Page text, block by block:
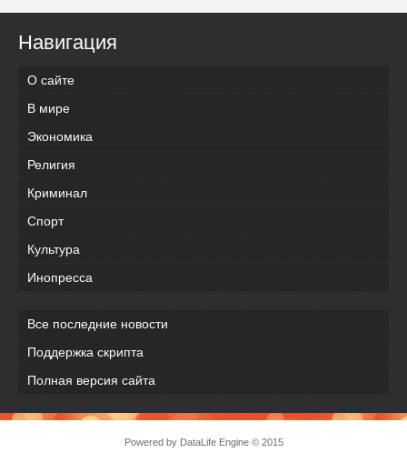
Навигация
О сайте
В мире
Экономика
Религия
Криминал
Спорт
Культура
Инопресса
Все последние новости
Поддержка скрипта
Полная версия сайта
Powered by DataLife Engine© 2015